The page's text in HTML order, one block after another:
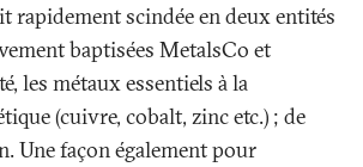
rapidement scindée en deux entités
baptisées MetalsCo et
les métaux essentiels à la
(cuivre, cobalt, zinc etc.) ; de
Une façon également pour